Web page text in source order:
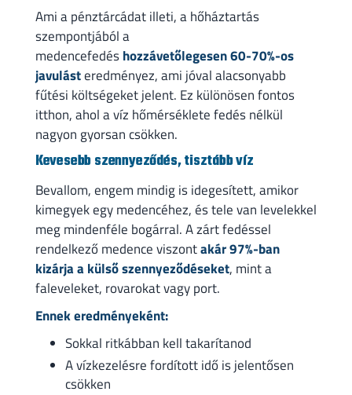
Ami a pénztárcádat illeti, a hőháztartás
szempontjából a
medencefedéshozzávetőlegesen 60-70%-os
javulásteredményez, ami jóval alacsonyabb
fűtési költségeket jelent. Ez különösen fontos
itthon, ahol a víz hőmérséklete fedés nélkül
nagyon gyorsan csökken.
Kevesebb szennyeződés, tisztább víz
Bevallom, engem mindig is idegesített, amikor
kimegyek egy medencéhez, és tele van levelekkel
meg mindenféle bogárral. A zárt fedéssel
rendelkező medence viszontakár 97%-ban
kizárja a külső szennyeződéseket, mint a
faleveleket, rovarokat vagy port.
Ennek eredményeként:
Sokkal ritkábban kell takarítanod
A vízkezelésre fordított idő is jelentősen
csökken